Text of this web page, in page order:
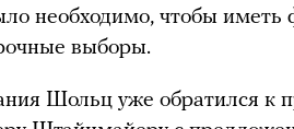
необходимо, чтобы
выборы.
Шольц уже обратился к